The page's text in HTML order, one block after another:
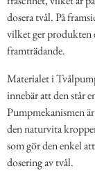
dosera tvål. På
vilket ger produkten
framträdande.
Materialet i
innebär att den står
Pumpmekanismen
den naturvita
som gör den enkel
dosering av tvål.